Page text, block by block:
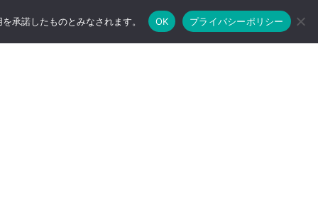
RSS Feedly
承諾したものとみなされます。 OK プライバシーポリシー